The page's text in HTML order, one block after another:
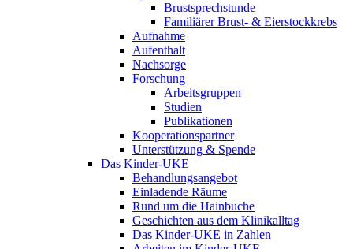
Brustsprechstunde
Familiärer Brust- & Eierstockkrebs
Aufnahme
Aufenthalt
Nachsorge
Forschung
Arbeitsgruppen
Studien
Publikationen
Kooperationspartner
Unterstützung & Spende
Das Kinder-UKE
Behandlungsangebot
Einladende Räume
Rund um die Hainbuche
Geschichten aus dem Klinikalltag
Das Kinder-UKE in Zahlen